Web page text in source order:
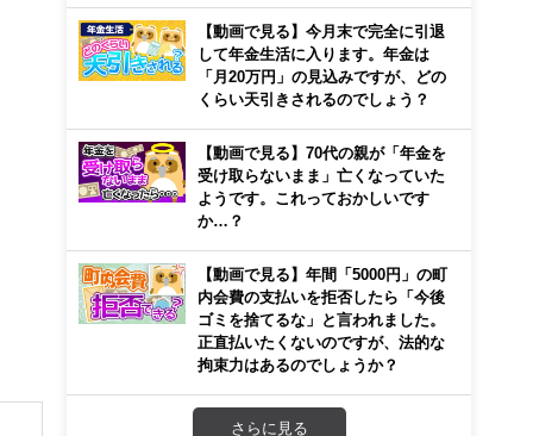
【動画で見る】今月末で完全に引退
して年金生活に入ります。年金は
「月20万円」の見込みですが、どの
くらい天引きされるのでしょう？
【動画で見る】70代の親が「年金を
受け取らないまま」亡くなっていた
ようです。これっておかしいです
か…？
【動画で見る】年間「5000円」の町
内会費の支払いを拒否したら「今後
ゴミを捨てるな」と言われました。
正直払いたくないのですが、法的な
拘束力はあるのでしょうか？
さらに見る